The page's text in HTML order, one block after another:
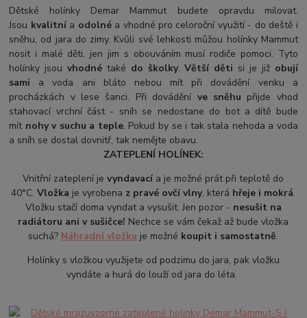
Dětské holínky Demar Mammut budete opravdu milovat.
Jsou kvalitnía odolnéa vhodné pro celoroční využití - do deště i
sněhu, od jara do zimy. Kvůli své lehkosti můžou holínky Mammut
nosit i malé děti, jen jim s obouváním musí rodiče pomoci. Tyto
holínky jsou vhodnétaké do školky.Větší děti si je již obují
sami a voda ani bláto nebou mít při dovádění venku a
procházkách v lese šanci. Při dovádění ve sněhu přijde vhod
stahovací vrchní část - sníh se nedostane do bot a dítě bude
mít nohy v suchu a teple. Pokud by se i tak stala nehoda a voda
a sníh se dostal dovnitř, tak nemějte obavu.
ZATEPLENÍ HOLÍNEK:
Vnitřní zateplení jevyndavací a je možné prát při teplotě do
40°C. Vložka je vyrobena z pravé ovčí vlny, která hřeje i mokrá.
Vložku stačí doma vyndat a vysušit. Jen pozor - nesušit na
radiátoru ani v sušičce! Nechce se vám čekaž až bude vložka
suchá? Náhradní vložku je možné koupit i samostatně.
Holínky s vložkou využijete od podzimu do jara, pak vložku
vyndáte a hurá do louží od jara do léta.